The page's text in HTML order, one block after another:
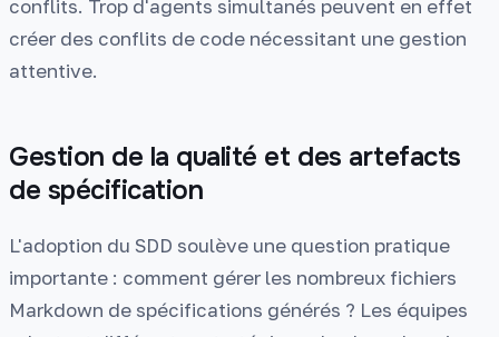
conflits. Trop d'agents simultanés peuvent en effet
créer des conflits de code nécessitant une gestion
attentive.
Gestion de la qualité et des artefacts
de spécification
L'adoption du SDD soulève une question pratique
importante : comment gérer les nombreux fichiers
Markdown de spécifications générés ? Les équipes